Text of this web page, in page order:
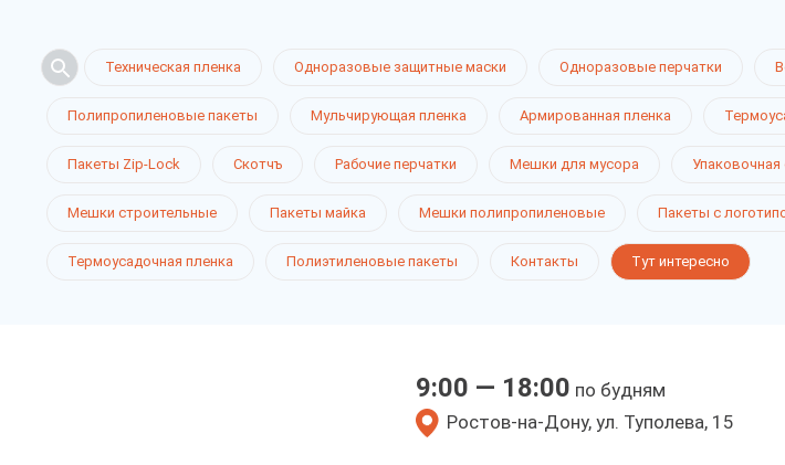
Техническая пленка Одноразовые защитные маски Одноразовые перчатки
Полипропиленовые пакеты Мульчирующая пленка Армированная пленка
Пакеты Zip-Lock Скотчъ Рабочие перчатки Мешки для мусора Упаковочная
Мешки строительные Пакеты майка Мешки полипропиленовые Пакеты с
Термоусадочная пленка Полиэтиленовые пакеты Контакты Тут интересно
9:00 — 18:00 по будням
Ростов-на-Дону, ул. Туполева, 15